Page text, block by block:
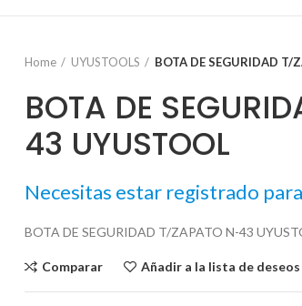
Home UYUSTOOLS BOTA DE SEGURIDAD T/
BOTA DE
43 UYUSTOOL
Necesitas estar registrado
BOTA DE SEGURIDAD T/ZAPATO N-43
Comparar Añadir a la lista de deseos